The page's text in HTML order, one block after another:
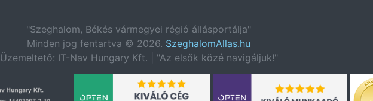
"Szeghalom, Békés vármegyei régió állásportálja"
Minden jog fentartva © 2026. SzeghalomAllas.hu
Üzemeltető: IT-Nav Hungary Kft. | "Az elsők közé navigáljuk!"